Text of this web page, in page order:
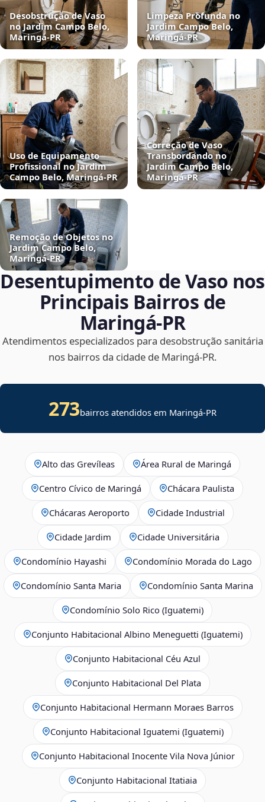
Desobstrução de Vaso
no Jardim Campo Belo,
Maringá‑PR
Limpeza Profunda no
Jardim Campo Belo,
Maringá‑PR
Uso de Equipamento
Profissional no Jardim
Campo Belo, Maringá‑PR
Correção de Vaso
Transbordando no
Jardim Campo Belo,
Maringá‑PR
Remoção de Objetos no
Jardim Campo Belo,
Maringá‑PR
Desentupimento de Vaso nos
Principais Bairros de
Maringá‑PR
Atendimentos especializados para desobstrução sanitária
nos bairros da cidade de Maringá‑PR.
273bairros atendidos em Maringá-PR
Alto das Grevíleas Área Rural de Maringá
Centro Cívico de Maringá Chácara Paulista
Chácaras Aeroporto Cidade Industrial
Cidade Jardim Cidade Universitária
Condomínio Hayashi Condomínio Morada do Lago
Condomínio Santa Maria Condomínio Santa Marina
Condomínio Solo Rico (Iguatemi)
Conjunto Habitacional Albino Meneguetti (Iguatemi)
Conjunto Habitacional Céu Azul
Conjunto Habitacional Del Plata
Conjunto Habitacional Hermann Moraes Barros
Conjunto Habitacional Iguatemi (Iguatemi)
Conjunto Habitacional Inocente Vila Nova Júnior
Conjunto Habitacional Itatiaia